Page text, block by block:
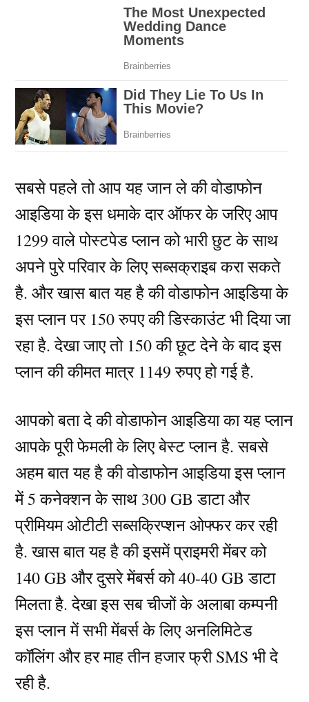
सबसे पहले तो आप यह जान ले की वोडाफोन
आइडिया के इस धमाके दार ऑफर के जरिए आप
1299 वाले पोस्टपेड प्लान को भारी छुट के साथ
अपने पुरे परिवार के लिए सब्सक्राइब करा सकते
है. और खास बात यह है की वोडाफोन आइडिया के
इस प्लान पर 150 रुपए की डिस्काउंट भी दिया जा
रहा है. देखा जाए तो 150 की छूट देने के बाद इस
प्लान की कीमत मात्र 1149 रुपए हो गई है.
आपको बता दे की वोडाफोन आइडिया का यह प्लान
आपके पूरी फेमली के लिए बेस्ट प्लान है. सबसे
अहम बात यह है की वोडाफोन आइडिया इस प्लान
में 5 कनेक्शन के साथ 300 GB डाटा और
प्रीमियम ओटीटी सब्सक्रिप्शन ओफ्फर कर रही
है. खास बात यह है की इसमें प्राइमरी मेंबर को
140 GB और दुसरे मेंबर्स को 40-40 GB डाटा
मिलता है. देखा इस सब चीजों के अलाबा कम्पनी
इस प्लान में सभी मेंबर्स के लिए अनलिमिटेड
कॉलिंग और हर माह तीन हजार फ्री SMS भी दे
रही है.